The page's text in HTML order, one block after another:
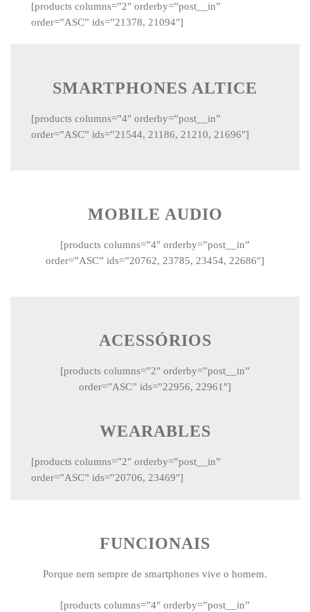
[products columns=”2″ orderby=”post__in”
order=”ASC” ids=”21378, 21094″]
SMARTPHONES ALTICE
[products columns=”4″ orderby=”post__in”
order=”ASC” ids=”21544, 21186, 21210, 21696″]
MOBILE AUDIO
[products columns=”4″ orderby=”post__in”
order=”ASC” ids=”20762, 23785, 23454, 22686″]
ACESSÓRIOS
[products columns=”2″ orderby=”post__in”
order=”ASC” ids=”22956, 22961″]
WEARABLES
[products columns=”2″ orderby=”post__in”
order=”ASC” ids=”20706, 23469″]
FUNCIONAIS
Porque nem sempre de smartphones vive o homem.
[products columns=”4″ orderby=”post__in”